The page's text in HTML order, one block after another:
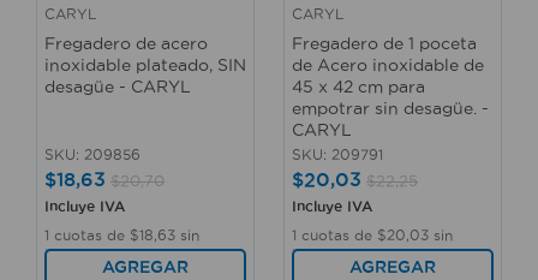
CARYL
Fregadero de acero
inoxidable plateado, SIN
desagüe - CARYL
SKU: 209856
$18,63 $20,70
Incluye IVA
1 cuotas de $18 63 sin
interés
AGREGAR
CARYL
Fregadero de 1 poceta
de Acero inoxidable de
45 x 42 cm para
empotrar sin desagüe. -
CARYL
SKU: 209791
$20,03 $22,25
Incluye IVA
1 cuotas de $20 03 sin
interés
AGREGAR